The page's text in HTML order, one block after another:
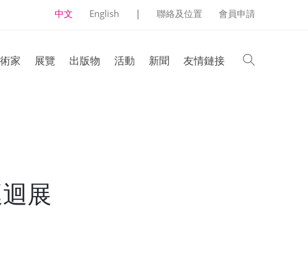
中文 English | 聯絡及位置 會員申請
家 展覽 出版物 活動 新聞 友情鏈接
展